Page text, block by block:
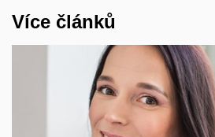
Více článků